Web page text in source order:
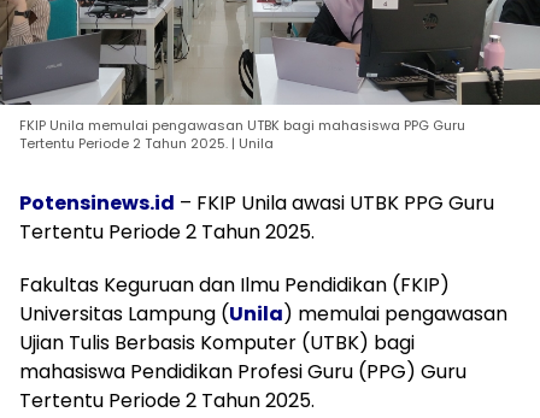
FKIP Unila memulai pengawasan UTBK bagi mahasiswa PPG Guru
Tertentu Periode 2 Tahun 2025. | Unila
Potensinews.id – FKIP Unila awasi UTBK PPG Guru
Tertentu Periode 2 Tahun 2025.
Fakultas Keguruan dan Ilmu Pendidikan (FKIP)
Universitas Lampung (Unila) memulai pengawasan
Ujian Tulis Berbasis Komputer (UTBK) bagi
mahasiswa Pendidikan Profesi Guru (PPG) Guru
Tertentu Periode 2 Tahun 2025.